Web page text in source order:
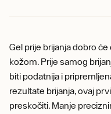
Gel prije brijanja dobro
kožom. Prije samog
biti podatnija i
rezultate brijanja, ovaj
preskočiti. Manje